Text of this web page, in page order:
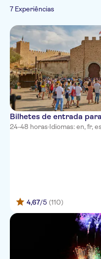
Grátis para crianças
7 Experiências
Bilhetes de entrada
24-48 horas·Idiomas: en, fr, es
4,67/5 (110)